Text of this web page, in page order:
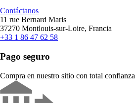
Contáctanos
11 rue Bernard Maris
37270 Montlouis-sur-Loire, Francia
+33 1 86 47 62 58
Pago seguro
Compra en nuestro sitio con total confianza